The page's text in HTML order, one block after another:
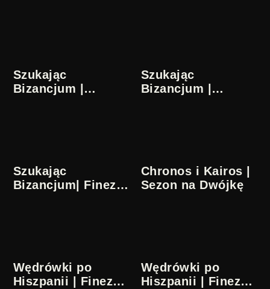
Szukając
Bizancjum |
Szukając
Bizancjum |
Szukając
Bizancjum| Finezje
Chronos i Kairos |
Sezon na Dwójkę
Wędrówki po
Hiszpanii | Finezje
Wędrówki po
Hiszpanii | Finezje